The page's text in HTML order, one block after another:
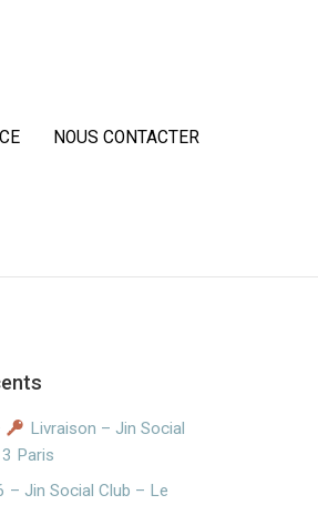
NOUS CONTACTER
Livraison – Jin Social
Paris
– Jin Social Club – Le